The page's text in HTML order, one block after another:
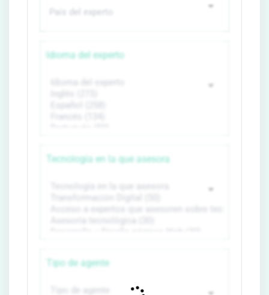
Idioma del experto
Tecnología en la que asesora
Tipo de agente